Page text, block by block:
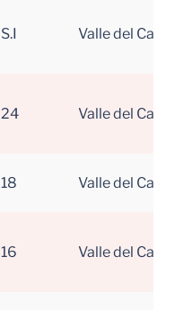
S.I Valle del
24 Valle del
18 Valle del
16 Valle del